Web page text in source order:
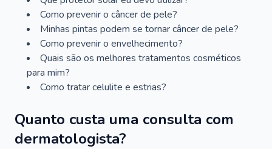
Como prevenir o câncer de pele?
Minhas pintas podem se tornar câncer de pele?
Como prevenir o envelhecimento?
Quais são os melhores tratamentos cosméticos
para mim?
Como tratar celulite e estrias?
Quanto custa uma consulta com
dermatologista?